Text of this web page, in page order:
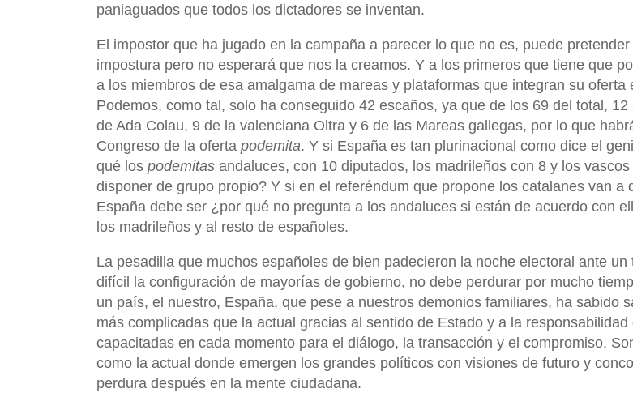
paniaguados que todos los dictadores se inventan.
El impostor que ha jugado en la campaña a parecer lo que no es, puede
impostura pero no esperará que nos la creamos. Y a los primeros que tiene que
a los miembros de esa amalgama de mareas y plataformas que integran su oferta
Podemos, como tal, solo ha conseguido 42 escaños, ya que de los 69 del total,
de Ada Colau, 9 de la valenciana Oltra y 6 de las Mareas gallegas, por lo que
Congreso de la oferta podemita. Y si España es tan plurinacional como dice el
qué los podemitas andaluces, con 10 diputados, los madrileños con 8 y los
disponer de grupo propio? Y si en el referéndum que propone los catalanes van a
España debe ser ¿por qué no pregunta a los andaluces si están de acuerdo con
los madrileños y al resto de españoles.
La pesadilla que muchos españoles de bien padecieron la noche electoral ante un
difícil la configuración de mayorías de gobierno, no debe perdurar por mucho
un país, el nuestro, España, que pese a nuestros demonios familiares, ha sabido
más complicadas que la actual gracias al sentido de Estado y a la responsabilidad
capacitadas en cada momento para el diálogo, la transacción y el compromiso.
como la actual donde emergen los grandes políticos con visiones de futuro y
perdura después en la mente ciudadana.